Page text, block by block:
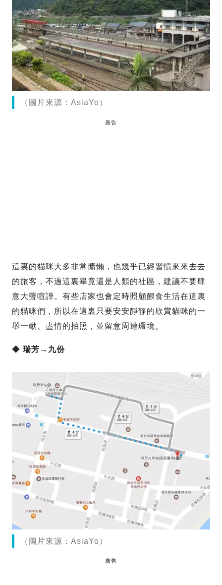
（圖片來源：AsiaYo）
廣告
這裏的貓咪大多非常慵懶，也幾乎已經習慣來來去去
的旅客，不過這裏畢竟還是人類的社區，建議不要肆
意大聲喧譁。有些店家也會定時照顧餵食生活在這裏
的貓咪們，所以在這裏只要安安靜靜的欣賞貓咪的一
舉一動、盡情的拍照，並留意周遭環境。
◆ 瑞芳→九份
（圖片來源：AsiaYo）
廣告